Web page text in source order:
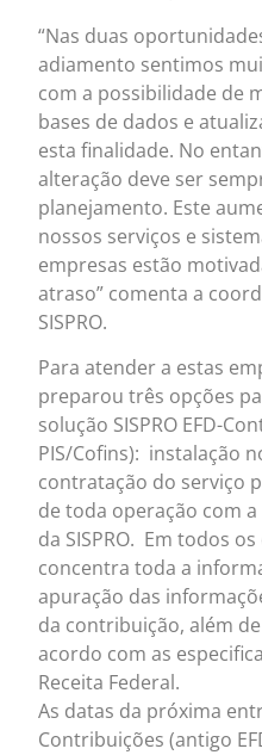
“Nas duas
adiamento sentimos
com a possibilidade de
bases de dados e
esta finalidade. No
alteração deve ser
planejamento. Este
nossos serviços e
empresas estão
atraso” comenta a
SISPRO.
Para atender a estas
preparou três opções
solução SISPRO EFD-
PIS/Cofins): instalação
contratação do serviço
de toda operação com
da SISPRO. Em todos
concentra toda a
apuração das
da contribuição, além
acordo com as
Receita Federal.
As datas da próxima
Contribuições (antigo